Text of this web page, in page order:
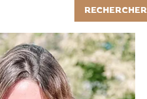
RECHERCHER